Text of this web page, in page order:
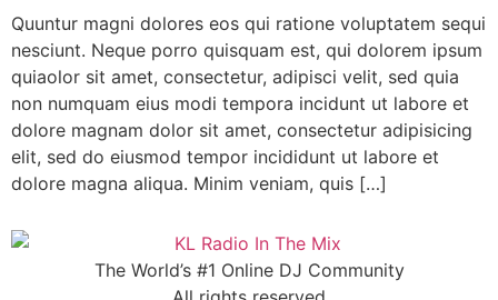
Quuntur magni dolores eos qui ratione voluptatem sequi
nesciunt. Neque porro quisquam est, qui dolorem ipsum
quiaolor sit amet, consectetur, adipisci velit, sed quia
non numquam eius modi tempora incidunt ut labore et
dolore magnam dolor sit amet, consectetur adipisicing
elit, sed do eiusmod tempor incididunt ut labore et
dolore magna aliqua. Minim veniam, quis […]
The World’s #1 Online DJ Community